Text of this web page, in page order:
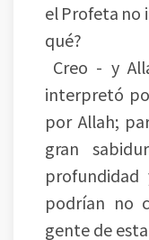
el Profeta no
qué?
Creo - y
interpretó
por Allah;
gran
profundidad
podrían no
gente de